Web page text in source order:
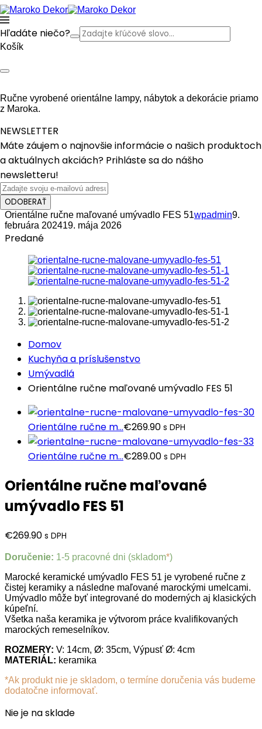
Hľadáte niečo?
Košík
Ručne vyrobené orientálne lampy, nábytok a dekorácie priamo
z Maroka.
NEWSLETTER
Máte záujem o najnovšie informácie o našich produktoch
a aktuálnych akciách? Prihláste sa do nášho
newsletteru!
ODOBERAŤ
Orientálne ručne maľované umývadlo FES 51wpadmin9.
februára 202419. mája 2026
Predané
Domov
Kuchyňa a príslušenstvo
Umývadlá
Orientálne ručne maľované umývadlo FES 51
Orientálne ručne m...€269.90 s DPH
Orientálne ručne m...€289.00 s DPH
Orientálne ručne maľované
umývadlo FES 51
€269.90 s DPH
Doručenie: 1-5 pracovné dni (skladom*)
Marocké keramické umývadlo FES 51 je vyrobené ručne z
čistej keramiky a následne maľované marockými umelcami.
Umývadlo môže byť integrované do moderných aj klasických
kúpeľní.
Všetka naša keramika je výtvorom práce kvalifikovaných
marockých remeselníkov.
ROZMERY: V: 14cm, Ø: 35cm, Výpusť Ø: 4cm
MATERIÁL: keramika
*Ak produkt nie je skladom, o termíne doručenia vás budeme
dodatočne informovať.
Nie je na sklade